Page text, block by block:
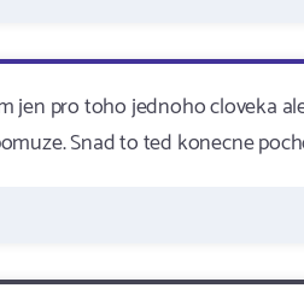
jen pro toho jednoho cloveka
Snad to ted konecne